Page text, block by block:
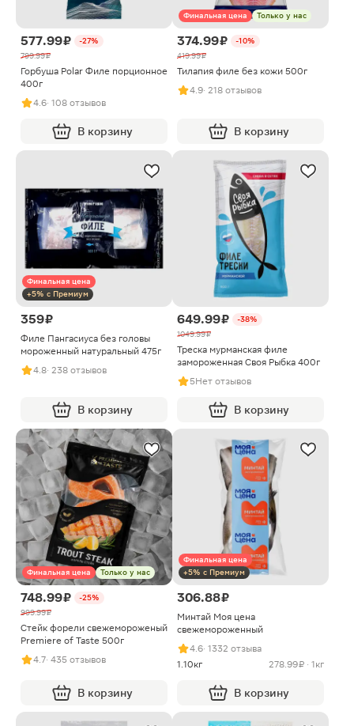
577.99 ₽
-27%
799.99 ₽
Горбуша Polar Филе порционное
400г
4.6· 108 отзывов
В корзину
Финальная цена Только у нас
374.99 ₽
-10%
419.99 ₽
Тилапия филе без кожи 500г
4.9· 218 отзывов
В корзину
Финальная цена
+5% с Премиум
359 ₽
Филе Пангасиуса без головы
мороженный натуральный 475г
4.8· 238 отзывов
В корзину
649.99 ₽
-38%
1049.99 ₽
Треска мурманская филе
замороженная Своя Рыбка 400г
5Нет отзывов
В корзину
Финальная цена Только у нас
748.99 ₽
-25%
999.99 ₽
Стейк форели свежемороженый
Premiere of Taste 500г
4.7· 435 отзывов
В корзину
Финальная цена
+5% с Премиум
306.88 ₽
Минтай Моя цена
свежемороженный
4.6· 1332 отзыва
1.10кг
278.99 ₽ · 1кг
В корзину